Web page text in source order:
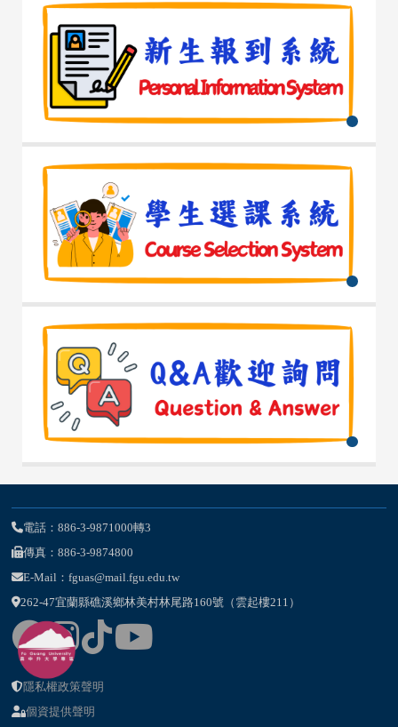
電話：886-3-9871000轉3
傳真：886-3-9874800
E-Mail：fguas@mail.fgu.edu.tw
262-47宜蘭縣礁溪鄉林美村林尾路160號（雲起樓211）
隱私權政策聲明
個資提供聲明